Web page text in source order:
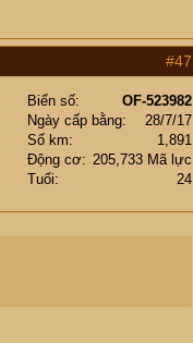
#47
Biển số
OF-523982
Ngày cấp bằng
28/7/17
Số km
1,891
Động cơ
205,733 Mã lực
Tuổi
24